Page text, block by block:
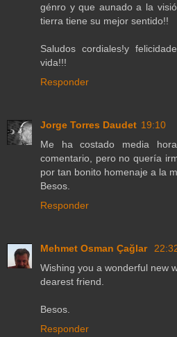
génro y que aunado a la
tierra tiene su mejor sentido!!
Saludos cordiales!y
vida!!!
Responder
Jorge Torres Daudet 19:10
Me ha costado media
comentario, pero no quería
por tan bonito homenaje a la
Besos.
Responder
Mehmet Osman Çağlar
Wishing you a wonderful new
dearest friend.
Besos.
Responder